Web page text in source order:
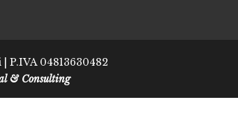
P.IVA 04813630482
& Consulting